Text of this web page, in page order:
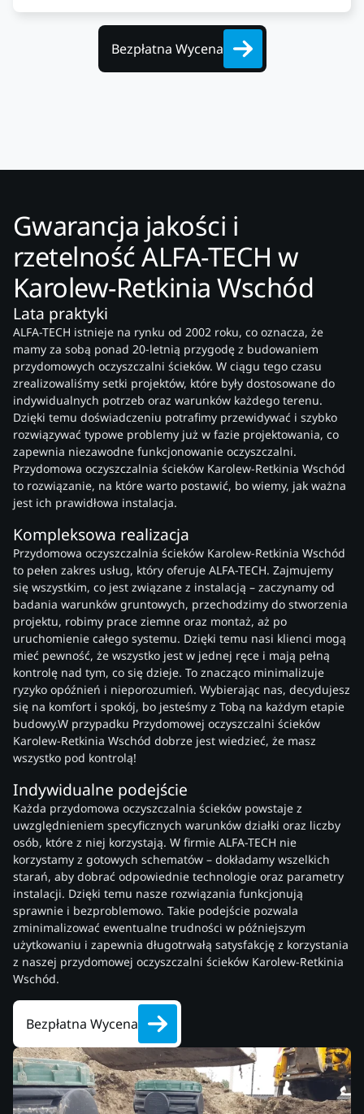
Bezpłatna Wycena
Gwarancja jakości i
rzetelność ALFA-TECH w
Karolew-Retkinia Wschód
Lata praktyki
ALFA-TECH istnieje na rynku od 2002 roku, co oznacza, że
mamy za sobą ponad 20-letnią przygodę z budowaniem
przydomowych oczyszczalni ścieków. W ciągu tego czasu
zrealizowaliśmy setki projektów, które były dostosowane do
indywidualnych potrzeb oraz warunków każdego terenu.
Dzięki temu doświadczeniu potrafimy przewidywać i szybko
rozwiązywać typowe problemy już w fazie projektowania, co
zapewnia niezawodne funkcjonowanie oczyszczalni.
Przydomowa oczyszczalnia ścieków Karolew-Retkinia Wschód
to rozwiązanie, na które warto postawić, bo wiemy, jak ważna
jest ich prawidłowa instalacja.
Kompleksowa realizacja
Przydomowa oczyszczalnia ścieków Karolew-Retkinia Wschód
to pełen zakres usług, który oferuje ALFA-TECH. Zajmujemy
się wszystkim, co jest związane z instalacją – zaczynamy od
badania warunków gruntowych, przechodzimy do stworzenia
projektu, robimy prace ziemne oraz montaż, aż po
uruchomienie całego systemu. Dzięki temu nasi klienci mogą
mieć pewność, że wszystko jest w jednej ręce i mają pełną
kontrolę nad tym, co się dzieje. To znacząco minimalizuje
ryzyko opóźnień i nieporozumień. Wybierając nas, decydujesz
się na komfort i spokój, bo jesteśmy z Tobą na każdym etapie
budowy.W przypadku Przydomowej oczyszczalni ścieków
Karolew-Retkinia Wschód dobrze jest wiedzieć, że masz
wszystko pod kontrolą!
Indywidualne podejście
Każda przydomowa oczyszczalnia ścieków powstaje z
uwzględnieniem specyficznych warunków działki oraz liczby
osób, które z niej korzystają. W firmie ALFA-TECH nie
korzystamy z gotowych schematów – dokładamy wszelkich
starań, aby dobrać odpowiednie technologie oraz parametry
instalacji. Dzięki temu nasze rozwiązania funkcjonują
sprawnie i bezproblemowo. Takie podejście pozwala
zminimalizować ewentualne trudności w późniejszym
użytkowaniu i zapewnia długotrwałą satysfakcję z korzystania
z naszej przydomowej oczyszczalni ścieków Karolew-Retkinia
Wschód.
Bezpłatna Wycena